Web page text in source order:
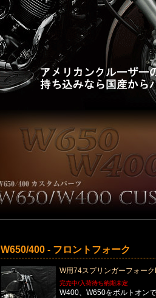
W650/400 - フロントフォーク
W用74スプリンガーフォーク
完売中/入荷待ち納期未定
W400、W650をボルトオン